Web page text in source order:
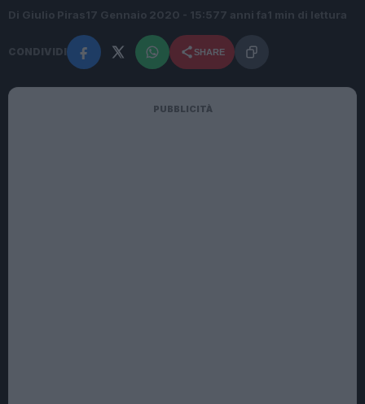
Di Giulio Piras 17 Gennaio 2020 - 15:577 anni fa 1 min di lettura
CONDIVIDI SHARE
PUBBLICITÀ